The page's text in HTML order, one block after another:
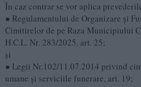
În caz contrar se vor aplica
● Regulamentului de Organizare şi
Cimitirelor de pe Raza Municipiului
H.C.L. Nr. 283/2025, art. 25;
şi
● Legii Nr.102/11.07.2014 privind
umane şi serviciile funerare, art. 19;